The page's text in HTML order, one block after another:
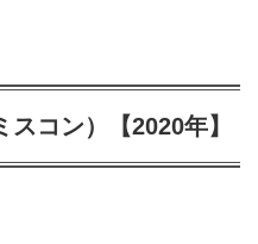
コン）【2020年】